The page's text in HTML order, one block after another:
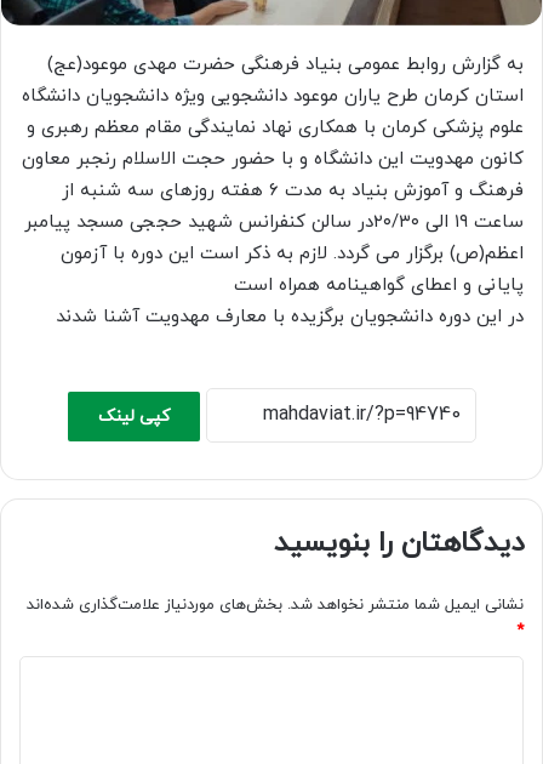
به گزارش روابط عمومی بنیاد فرهنگی حضرت مهدی موعود(عج)
استان کرمان طرح یاران موعود دانشجویی ویژه دانشجویان دانشگاه
علوم پزشکی کرمان با همکاری نهاد نمایندگی مقام معظم رهبری و
کانون مهدویت این دانشگاه و با حضور حجت الاسلام رنجبر معاون
فرهنگ و آموزش بنیاد به مدت ۶ هفته روزهای سه شنبه از
ساعت ۱۹ الی ۲۰/۳۰در سالن کنفرانس شهید حججی مسجد پیامبر
اعظم(ص) برگزار می گردد. لازم به ذکر است این دوره با آزمون
پایانی و اعطای گواهینامه همراه است
در این دوره دانشجویان برگزیده با معارف مهدویت آشنا شدند
کپی لینک
دیدگاهتان را بنویسید
نشانی ایمیل شما منتشر نخواهد شد. بخش‌های موردنیاز علامت‌گذاری شده‌اند
*